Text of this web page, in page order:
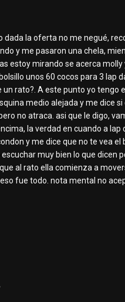
la oferta no me negué,
y me pasaron una chela,
estoy mirando se acerca
unos 60 cocos para 3 lap
rato?. A este punto yo tengo
medio alejada y me dice
no atraca. asi que le digo,
la verdad en cuando a lap
y me dice que no te vea
muy bien lo que dicen
al rato ella comienza a
fue todo. nota mental no